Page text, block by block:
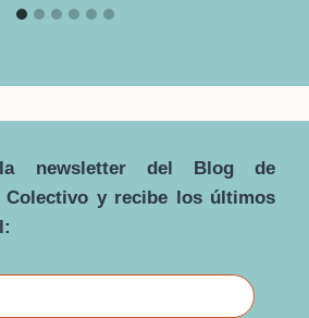
newsletter del Blog de
Colectivo y recibe los últimos